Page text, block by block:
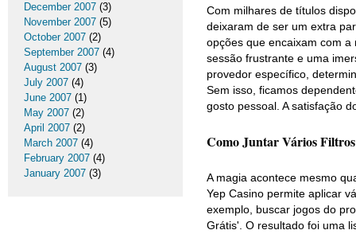
Com milhares de títulos
deixaram de ser um extra
opções que encaixam com
sessão frustrante e uma
provedor específico,
Sem isso, ficamos
gosto pessoal. A satisfação
Como Juntar Vários
A magia acontece mesmo
Yep Casino permite aplicar
exemplo, buscar jogos do
Grátis'. O resultado foi uma
December 2007 (3)
November 2007 (5)
October 2007 (2)
September 2007 (4)
August 2007 (3)
July 2007 (4)
June 2007 (1)
May 2007 (2)
April 2007 (2)
March 2007 (4)
February 2007 (4)
January 2007 (3)